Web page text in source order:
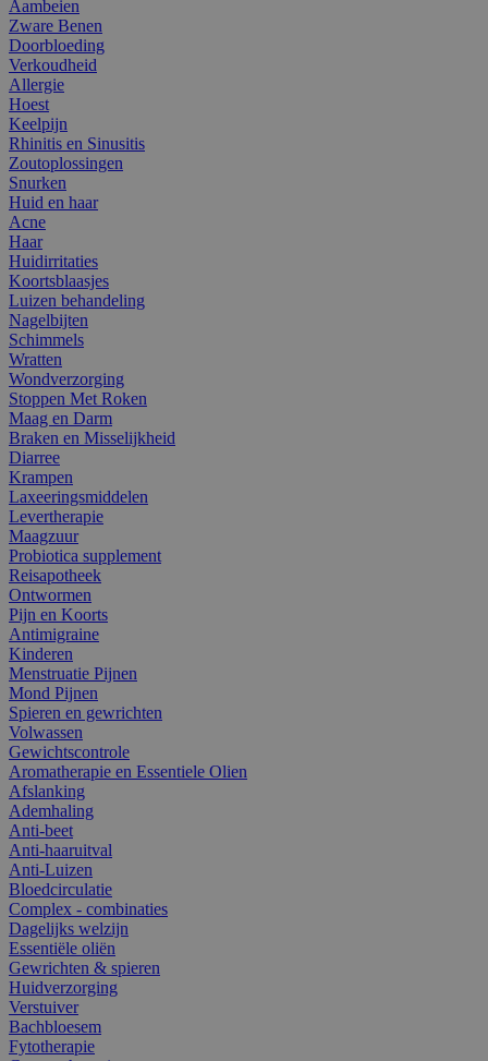
Aambeien
Zware Benen
Doorbloeding
Verkoudheid
Allergie
Hoest
Keelpijn
Rhinitis en Sinusitis
Zoutoplossingen
Snurken
Huid en haar
Acne
Haar
Huidirritaties
Koortsblaasjes
Luizen behandeling
Nagelbijten
Schimmels
Wratten
Wondverzorging
Stoppen Met Roken
Maag en Darm
Braken en Misselijkheid
Diarree
Krampen
Laxeeringsmiddelen
Levertherapie
Maagzuur
Probiotica supplement
Reisapotheek
Ontwormen
Pijn en Koorts
Antimigraine
Kinderen
Menstruatie Pijnen
Mond Pijnen
Spieren en gewrichten
Volwassen
Gewichtscontrole
Aromatherapie en Essentiele Olien
Afslanking
Ademhaling
Anti-beet
Anti-haaruitval
Anti-Luizen
Bloedcirculatie
Complex - combinaties
Dagelijks welzijn
Essentiële oliën
Gewrichten & spieren
Huidverzorging
Verstuiver
Bachbloesem
Fytotherapie